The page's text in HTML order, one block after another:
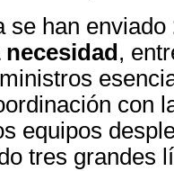
se han enviado
,
con
equipos
tres grandes